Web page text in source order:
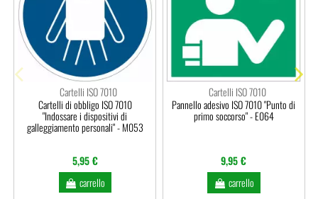
Cartelli ISO 7010
Cartelli di obbligo ISO 7010
"Indossare i dispositivi di
galleggiamento personali" - M053
5,95 €
carrello
Cartelli ISO 7010
Pannello adesivo ISO 7010 "Punto di
primo soccorso" - E064
9,95 €
carrello